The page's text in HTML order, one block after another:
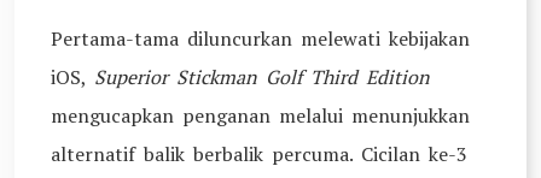
Pertama-tama diluncurkan melewati kebijakan
iOS, Superior Stickman Golf Third Edition
mengucapkan penganan melalui menunjukkan
alternatif balik berbalik percuma. Cicilan ke-3